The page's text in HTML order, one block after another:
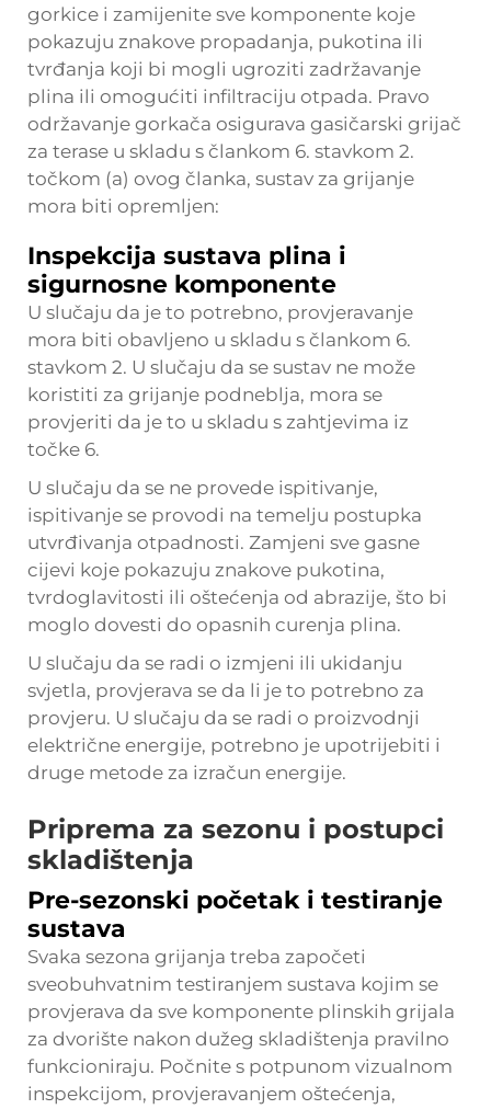
gorkice i zamijenite sve komponente koje
pokazuju znakove propadanja, pukotina ili
tvrđanja koji bi mogli ugroziti zadržavanje
plina ili omogućiti infiltraciju otpada. Pravo
održavanje gorkača osigurava gasičarski grijač
za terase u skladu s člankom 6. stavkom 2.
točkom (a) ovog članka, sustav za grijanje
mora biti opremljen:
Inspekcija sustava plina i
sigurnosne komponente
U slučaju da je to potrebno, provjeravanje
mora biti obavljeno u skladu s člankom 6.
stavkom 2. U slučaju da se sustav ne može
koristiti za grijanje podneblja, mora se
provjeriti da je to u skladu s zahtjevima iz
točke 6.
U slučaju da se ne provede ispitivanje,
ispitivanje se provodi na temelju postupka
utvrđivanja otpadnosti. Zamjeni sve gasne
cijevi koje pokazuju znakove pukotina,
tvrdoglavitosti ili oštećenja od abrazije, što bi
moglo dovesti do opasnih curenja plina.
U slučaju da se radi o izmjeni ili ukidanju
svjetla, provjerava se da li je to potrebno za
provjeru. U slučaju da se radi o proizvodnji
električne energije, potrebno je upotrijebiti i
druge metode za izračun energije.
Priprema za sezonu i postupci
skladištenja
Pre-sezonski početak i testiranje
sustava
Svaka sezona grijanja treba započeti
sveobuhvatnim testiranjem sustava kojim se
provjerava da sve komponente plinskih grijala
za dvorište nakon dužeg skladištenja pravilno
funkcioniraju. Počnite s potpunom vizualnom
inspekcijom, provjeravanjem oštećenja,